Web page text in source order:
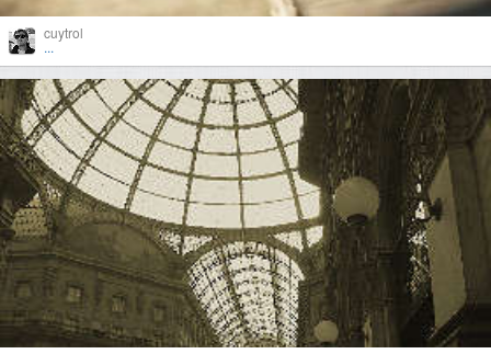
cuytrol
...